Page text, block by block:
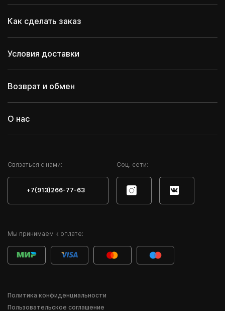
Как сделать заказ
Условия доставки
Возврат и обмен
О нас
Мы принимаем к оплате:
Cвязаться с нами:
+7(913)266-77-63
Соц. сети:
Политика конфиденциальности
Пользовательское соглашение